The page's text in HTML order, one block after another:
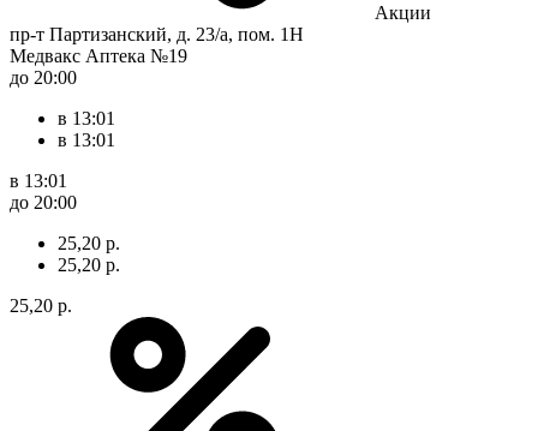
Акции
пр-т Партизанский, д. 23/а, пом. 1Н
Медвакс Аптека №19
до 20:00
в 13:01
в 13:01
в 13:01
до 20:00
25,20 р.
25,20 р.
25,20 р.